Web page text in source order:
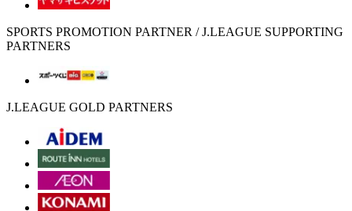
SPORTS PROMOTION PARTNER / J.LEAGUE SUPPORTING
PARTNERS
J.LEAGUE GOLD PARTNERS